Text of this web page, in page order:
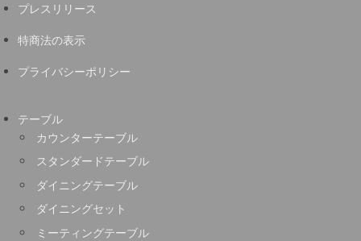
プレスリリース
特商法の表示
プライバシーポリシー
テーブル
カウンターテーブル
スタンダードテーブル
ダイニングテーブル
ダイニングセット
ミーティングテーブル